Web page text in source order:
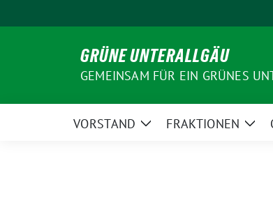
zum
GRÜNE UNTERALLGÄU
GEMEINSAM FÜR EIN GRÜNES
VORSTAND
ZeigeFRAKTIONEN